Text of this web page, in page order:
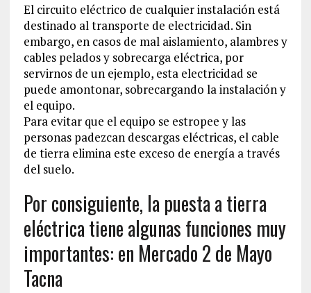
El circuito eléctrico de cualquier instalación está
destinado al transporte de electricidad. Sin
embargo, en casos de mal aislamiento, alambres y
cables pelados y sobrecarga eléctrica, por
servirnos de un ejemplo, esta electricidad se
puede amontonar, sobrecargando la instalación y
el equipo.
Para evitar que el equipo se estropee y las
personas padezcan descargas eléctricas, el cable
de tierra elimina este exceso de energía a través
del suelo.
Por consiguiente, la puesta a tierra
eléctrica tiene algunas funciones muy
importantes: en Mercado 2 de Mayo
Tacna